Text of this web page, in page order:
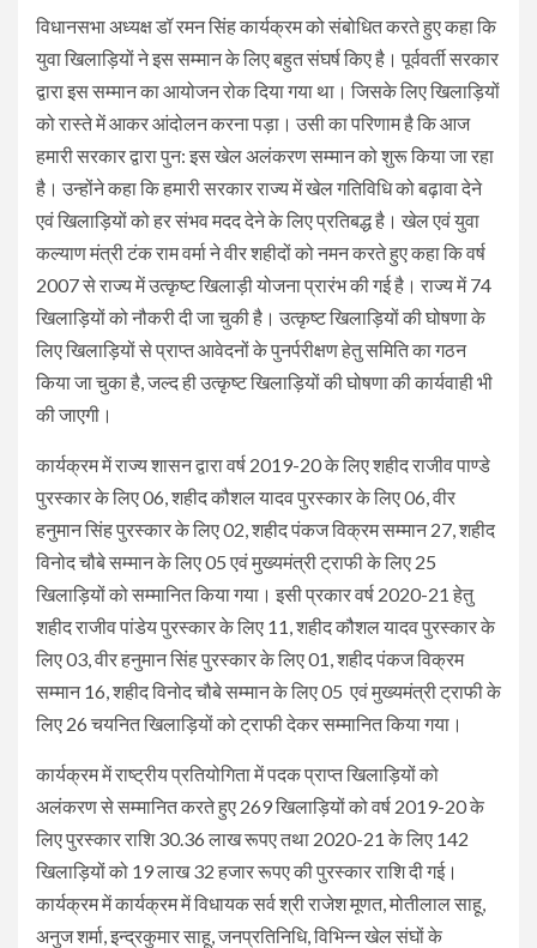
विधानसभा अध्यक्ष डॉ रमन सिंह कार्यक्रम को संबोधित करते हुए कहा कि
युवा खिलाड़ियों ने इस सम्मान के लिए बहुत संघर्ष किए है। पूर्ववर्ती सरकार
द्वारा इस सम्मान का आयोजन रोक दिया गया था। जिसके लिए खिलाड़ियों
को रास्ते में आकर आंदोलन करना पड़ा। उसी का परिणाम है कि आज
हमारी सरकार द्वारा पुन: इस खेल अलंकरण सम्मान को शुरू किया जा रहा
है। उन्होंने कहा कि हमारी सरकार राज्य में खेल गतिविधि को बढ़ावा देने
एवं खिलाड़ियों को हर संभव मदद देने के लिए प्रतिबद्ध है। खेल एवं युवा
कल्याण मंत्री टंक राम वर्मा ने वीर शहीदों को नमन करते हुए कहा कि वर्ष
2007 से राज्य में उत्कृष्ट खिलाड़ी योजना प्रारंभ की गई है। राज्य में 74
खिलाड़ियों को नौकरी दी जा चुकी है। उत्कृष्ट खिलाड़ियों की घोषणा के
लिए खिलाड़ियों से प्राप्त आवेदनों के पुनर्परीक्षण हेतु समिति का गठन
किया जा चुका है, जल्द ही उत्कृष्ट खिलाड़ियों की घोषणा की कार्यवाही भी
की जाएगी।
कार्यक्रम में राज्य शासन द्वारा वर्ष 2019-20 के लिए शहीद राजीव पाण्डे
पुरस्कार के लिए 06, शहीद कौशल यादव पुरस्कार के लिए 06, वीर
हनुमान सिंह पुरस्कार के लिए 02, शहीद पंकज विक्रम सम्मान 27, शहीद
विनोद चौबे सम्मान के लिए 05 एवं मुख्यमंत्री ट्राफी के लिए 25
खिलाड़ियों को सम्मानित किया गया। इसी प्रकार वर्ष 2020-21 हेतु
शहीद राजीव पांडेय पुरस्कार के लिए 11, शहीद कौशल यादव पुरस्कार के
लिए 03, वीर हनुमान सिंह पुरस्कार के लिए 01, शहीद पंकज विक्रम
सम्मान 16, शहीद विनोद चौबे सम्मान के लिए 05 एवं मुख्यमंत्री ट्राफी के
लिए 26 चयनित खिलाड़ियों को ट्राफी देकर सम्मानित किया गया।
कार्यक्रम में राष्ट्रीय प्रतियोगिता में पदक प्राप्त खिलाड़ियों को
अलंकरण से सम्मानित करते हुए 269 खिलाड़ियों को वर्ष 2019-20 के
लिए पुरस्कार राशि 30.36 लाख रूपए तथा 2020-21 के लिए 142
खिलाड़ियों को 19 लाख 32 हजार रूपए की पुरस्कार राशि दी गई।
कार्यक्रम में कार्यक्रम में विधायक सर्व श्री राजेश मूणत, मोतीलाल साहू,
अनुज शर्मा, इन्द्रकुमार साहू, जनप्रतिनिधि, विभिन्न खेल संघों के